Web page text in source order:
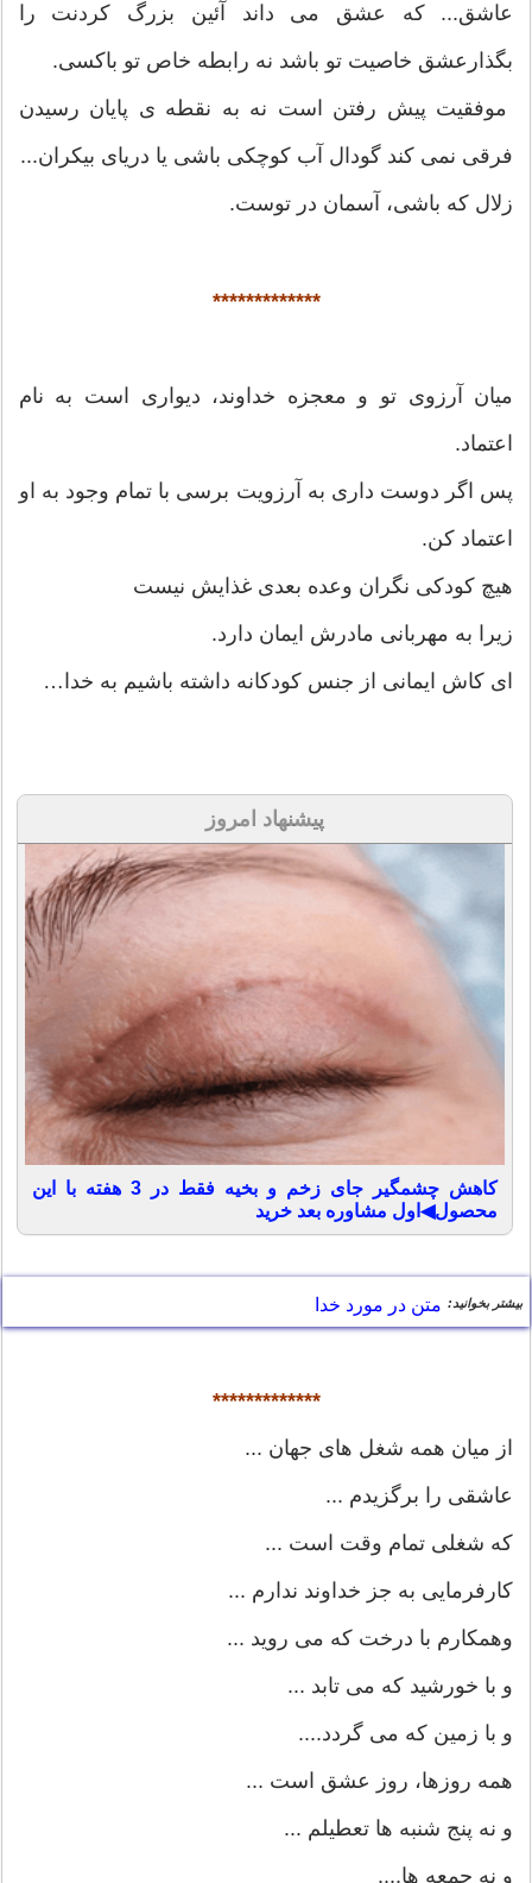
عاشق... که عشق می داند آئین بزرگ کردنت را
بگذارعشق خاصیت تو باشد نه رابطه خاص تو باکسی.
موفقیت پیش رفتن است نه به نقطه ی پایان رسیدن
فرقى نمی کند گودال آب کوچکی باشی یا دریای بیکران...
زلال که باشی، آسمان در توست.
*************
میان آرزوی تو و معجزه خداوند، دیواری است به نام
اعتماد.
پس اگر دوست داری به آرزویت برسی با تمام وجود به او
اعتماد کن.
هیچ کودکی نگران وعده بعدی غذایش نیست
زیرا به مهربانی مادرش ایمان دارد.
ای کاش ایمانی از جنس کودکانه داشته باشیم به خدا…
پیشنهاد امروز
کاهش چشمگیر جای زخم و بخیه فقط در 3 هفته با این
محصول◀اول مشاوره بعد خرید
بیشتر بخوانید: متن در مورد خدا
*************
از میان همه شغل های جهان ...
عاشقی را برگزیدم ...
که شغلی تمام وقت است ...
کارفرمایی به جز خداوند ندارم ...
و‌همکارم با درخت که می روید ...
و با خورشید که می تابد ...
و با زمین که می گردد....
همه روزها، روز عشق است ...
و‌ نه پنج شنبه ها تعطیلم ...
و نه جمعه ها....